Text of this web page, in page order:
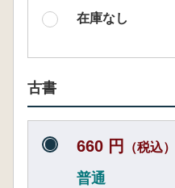
在庫なし
古書
660 円 （税込）
普通